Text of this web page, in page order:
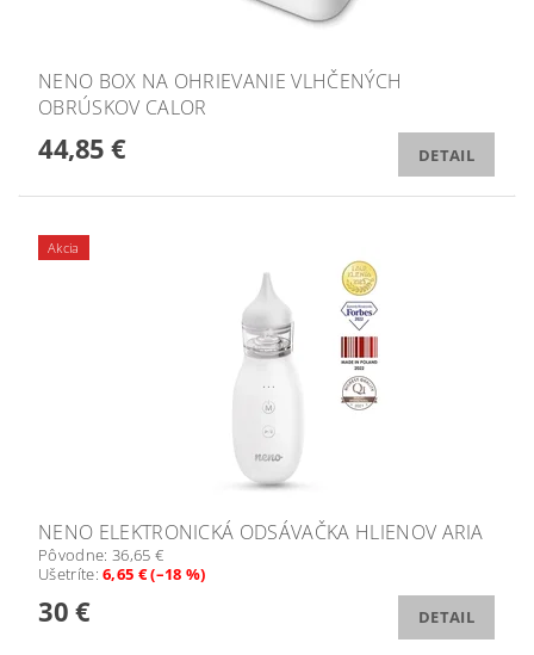
NENO BOX NA OHRIEVANIE VLHČENÝCH
OBRÚSKOV CALOR
44,85 € DETAIL
Akcia
NENO ELEKTRONICKÁ ODSÁVAČKA HLIENOV ARIA
Pôvodne: 36,65 €
Ušetríte:6,65 € (–18 %)
30 € DETAIL